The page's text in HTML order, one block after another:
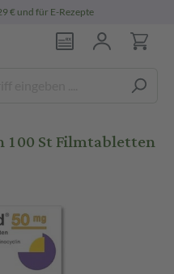
€ und für E-Rezepte
100 St Filmtabletten